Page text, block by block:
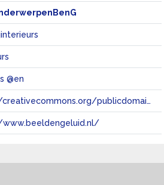
@en
https://creativecommons.org/publicdomain/zero/1.0/